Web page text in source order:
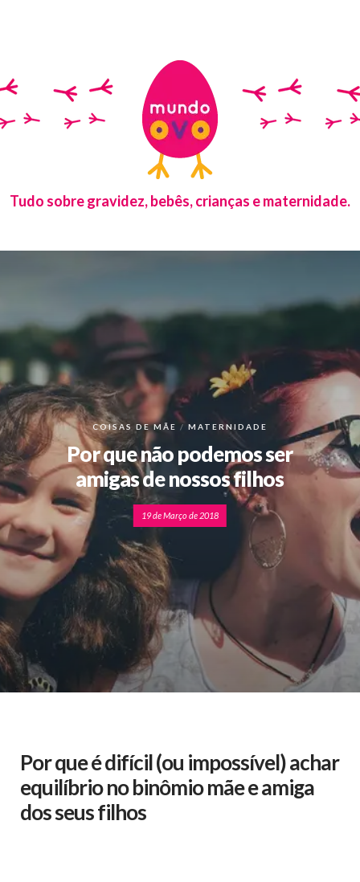
Tudo sobre gravidez, bebês, crianças e maternidade.
COISAS DE MÃE MATERNIDADE
Por que não podemos ser
amigas de nossos filhos
19 de Março de 2018
Por que é difícil (ou impossível) achar
equilíbrio no binômio mãe e amiga
dos seus filhos